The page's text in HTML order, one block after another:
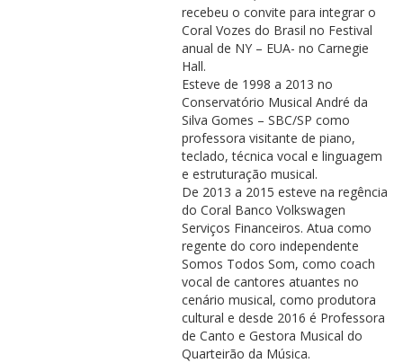
recebeu o convite para integrar o
Coral Vozes do Brasil no Festival
anual de NY – EUA- no Carnegie
Hall.
Esteve de 1998 a 2013 no
Conservatório Musical André da
Silva Gomes – SBC/SP como
professora visitante de piano,
teclado, técnica vocal e linguagem
e estruturação musical.
De 2013 a 2015 esteve na regência
do Coral Banco Volkswagen
Serviços Financeiros. Atua como
regente do coro independente
Somos Todos Som, como coach
vocal de cantores atuantes no
cenário musical, como produtora
cultural e desde 2016 é Professora
de Canto e Gestora Musical do
Quarteirão da Música.